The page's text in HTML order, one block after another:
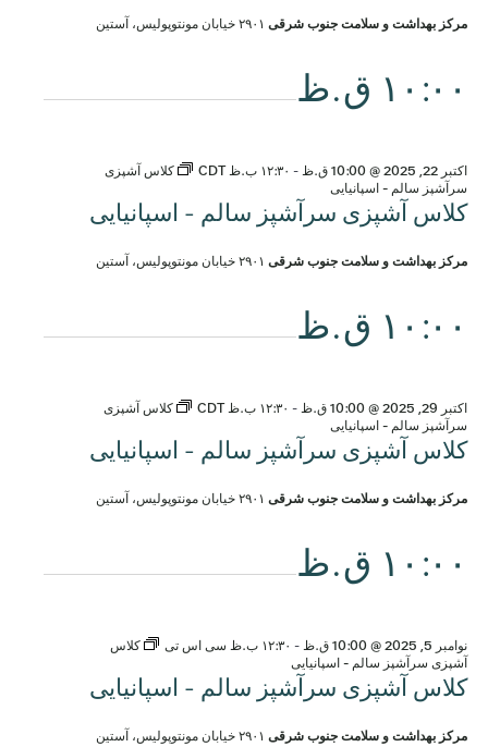
مرکز بهداشت و سلامت جنوب شرقی ۲۹۰۱ خیابان مونتوپولیس، آستین
۱۰:۰۰ ق.ظ
کلاس آشپزی سرآشپز سالم - اسپانیایی
اکتبر 22, 2025 @ 10:00 ق.ظ - ۱۲:۳۰ ب.ظ CDT
کلاس آشپزی
سرآشپز سالم - اسپانیایی
مرکز بهداشت و سلامت جنوب شرقی ۲۹۰۱ خیابان مونتوپولیس، آستین
۱۰:۰۰ ق.ظ
کلاس آشپزی سرآشپز سالم - اسپانیایی
اکتبر 29, 2025 @ 10:00 ق.ظ - ۱۲:۳۰ ب.ظ CDT
کلاس آشپزی
سرآشپز سالم - اسپانیایی
مرکز بهداشت و سلامت جنوب شرقی ۲۹۰۱ خیابان مونتوپولیس، آستین
۱۰:۰۰ ق.ظ
کلاس آشپزی سرآشپز سالم - اسپانیایی
نوامبر 5, 2025 @ 10:00 ق.ظ - ۱۲:۳۰ ب.ظ سی اس تی
کلاس
آشپزی سرآشپز سالم - اسپانیایی
مرکز بهداشت و سلامت جنوب شرقی ۲۹۰۱ خیابان مونتوپولیس، آستین